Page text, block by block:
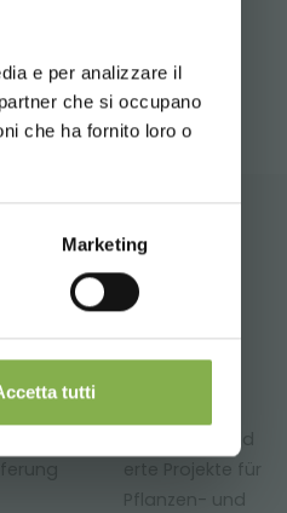
e per analizzare il
che si occupano
che ha fornito loro o
Marketing
tutti
erte Projekte für
Pflanzen- und
Option